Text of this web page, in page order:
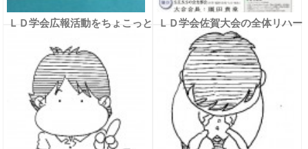
ＬＤ学会広報活動をちょこっと
ＬＤ学会佐賀大会の全体リハー